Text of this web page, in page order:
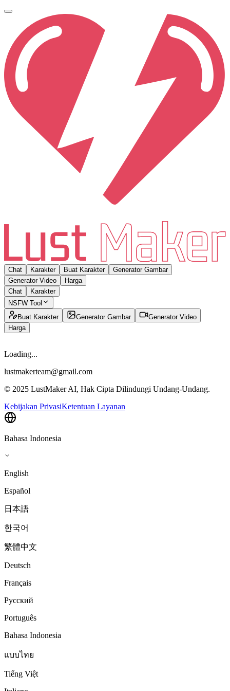
Chat Karakter Buat Karakter
Generator Gambar
Generator Video
Harga
Chat
Karakter
NSFW Tool
Buat Karakter
Generator Gambar
Generator Video
Harga
Loading...
lustmakerteam@gmail.com
© 2025 LustMaker AI, Hak Cipta Dilindungi Undang-Undang.
Kebijakan PrivasiKetentuan Layanan
Bahasa Indonesia
English
Español
日本語
한국어
繁體中文
Deutsch
Français
Русский
Português
Bahasa Indonesia
แบบไทย
Tiếng Việt